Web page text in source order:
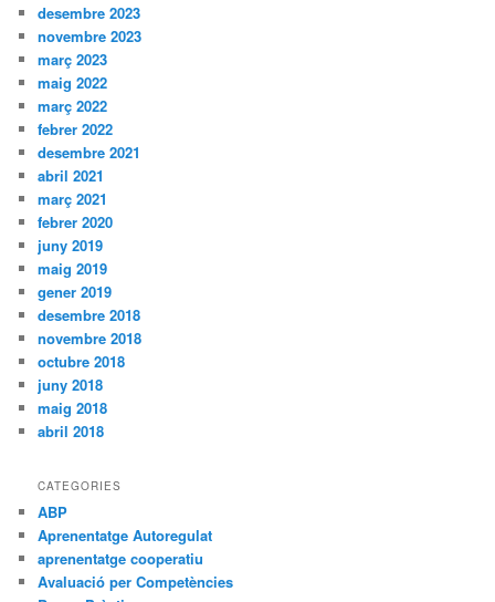
desembre 2023
novembre 2023
març 2023
maig 2022
març 2022
febrer 2022
desembre 2021
abril 2021
març 2021
febrer 2020
juny 2019
maig 2019
gener 2019
desembre 2018
novembre 2018
octubre 2018
juny 2018
maig 2018
abril 2018
CATEGORIES
ABP
Aprenentatge Autoregulat
aprenentatge cooperatiu
Avaluació per Competències